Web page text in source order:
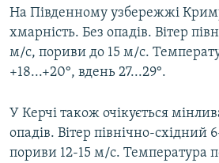
v
i
o
u
s
l
i
t
s
l
i
e
На Південному узбережжі
хмарність. Без опадів. Вітер
м/с, пориви до 15 м/с.
+18...+20°, вдень 27...29°.
У Керчі також очікується
опадів. Вітер північно-східний
пориви 12-15 м/с. Температура